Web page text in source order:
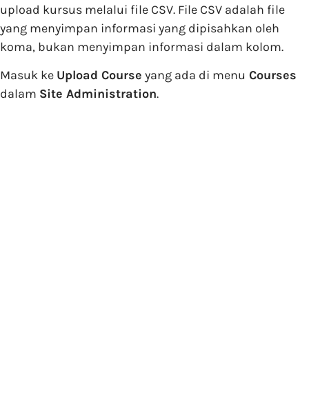
upload kursus melalui file CSV. File CSV adalah file
yang menyimpan informasi yang dipisahkan oleh
koma, bukan menyimpan informasi dalam kolom.
Masuk ke Upload Course yang ada di menu Courses
dalam Site Administration.